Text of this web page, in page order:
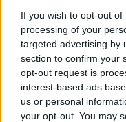
If you wish to opt-out
processing of your
targeted advertising by
section to confirm your
opt-out request is
interest-based ads
us or personal
your opt-out. You may
Kövess